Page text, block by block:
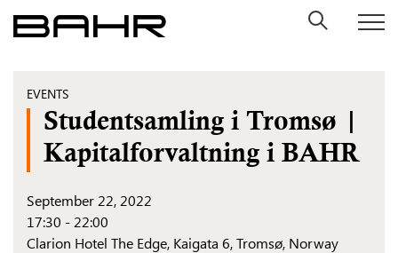
Skip
to
EVENTS
Studentsamling i Tromsø |
Kapitalforvaltning i BAHR
September 22, 2022
17:30 - 22:00
Clarion Hotel The Edge, Kaigata 6, Tromsø, Norway